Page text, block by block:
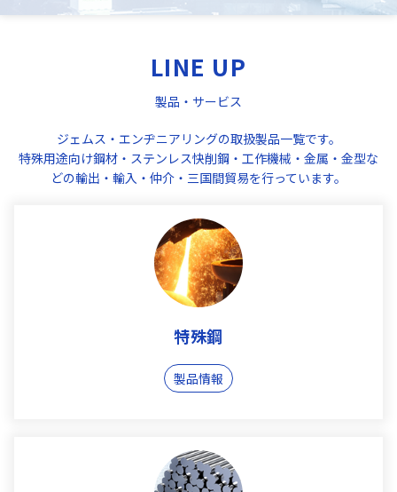
LINE UP
製品・サービス
ジェムス・エンヂニアリングの取扱製品一覧です。
特殊用途向け鋼材・ステンレス快削鋼・工作機械・金属・金型な
どの輸出・輸入・仲介・三国間貿易を行っています。
特殊鋼
製品情報